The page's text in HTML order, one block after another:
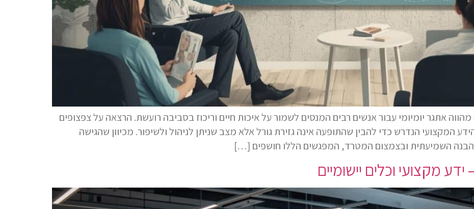
אתגר יומיומי עבור אנשים רבים המנסים לשמור על איכות חיים וריכוז בסביבה רועשת. הרצאה על צפצופים
המקצועי הנדרש כדי להבין שהתופעה אינה גזירת גורל אלא מצב שניתן לניהול ולשיפור. מכיוון שהגישה
השמיעתית ובצמצום המטרד, המפגשים הללו חושפים […]
מקצועי וכלים יישומיים